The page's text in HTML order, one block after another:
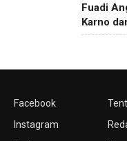
Fuadi
Karno
Facebook
Instagram